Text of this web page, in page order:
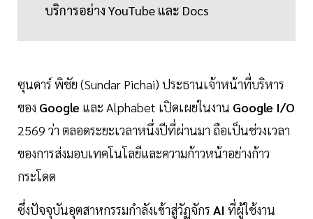
บริการอย่าง YouTube และ Docs
ซุนดาร์ พิชัย (Sundar Pichai) ประธานเจ้าหน้าที่บริหาร
ของ Google และ Alphabet เปิดเผยในงาน Google I/O
2569 ว่า ตลอดระยะเวลาหนึ่งปีที่ผ่านมา ถือเป็นช่วงเวลา
ของการส่งมอบเทคโนโลยีและความก้าวหน้าอย่างก้าว
กระโดด
ซึ่งปัจจุบันอุตสาหกรรมกำลังเข้าสู่วัฏจักร AI ที่ผู้ใช้งาน